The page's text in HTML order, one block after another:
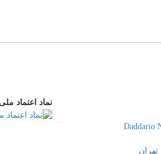
نماد اعتماد ملی